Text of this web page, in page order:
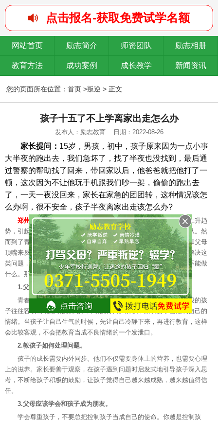
点击报名-获取免费试学名额
网站首页 励志简介 师资团队 励志相册
教育方法 成功案例 成长教学 新闻资讯
您的页面所在位置： 首页 >叛逆 > 正文
孩子十五了不上学离家出走怎么办
发布人：励志教育 日期：2022-08-26
家长提问： 15岁，男孩，初中，孩子原来因为一点小事
大半夜的跑出去，我们急坏了，找了半夜也没找到，最后通
过警察的帮助找了回来，带回家以后，他爸爸就把他打了一
顿，这次因为不让他玩手机跟我们吵一架，偷偷的跑出去
了，一天一夜没回来，家长在家急的团团转，这种情况该怎
么办啊，很不安全，孩子半夜离家出走该怎么办?
郑州励志少年军校解答：如今，青少年离家出走的情况逐渐呈上升趋
势，引起了社会的广泛关注。当孩子们小的时候，他们对父母很顺从。然
而到了青春期后，孩子开始反抗父母的教育方式。有一部分孩子会和父母
顶嘴来反抗父母，而有一部分喜欢通过离家出走来让父母后悔。要解决这
类问题，一定要找出原因，然后慢慢引导孩子明白自己能做什么，不能做
什么。那么，孩子离家出走家长该怎么做?
1.父母要学会控制自己的情绪。
青春期的特点是身心发展迅速、不平衡的时期。因此，这个阶段的孩
子往往容易出现激动的情绪和冲动的行为。所以，家长要学会控制自己的
情绪。当孩子让自己生气的时候，先让自己冷静下来，再进行教育，这样
会比较客观，不会把教育当成不良情绪的一个发泄口。
2.教孩子如何处理问题。
孩子的成长需要内外同步。他们不仅需要身体上的营养，也需要心理
上的滋养。家长要善于观察，在孩子遇到问题时启发式地引导孩子深入思
考，不断给孩子积极的鼓励，让孩子觉得自己越来越成熟，越来越值得信
任。
3.父母应该学会和孩子成为朋友。
学会尊重孩子，不要总把控制孩子当成自己的使命。你越是控制孩